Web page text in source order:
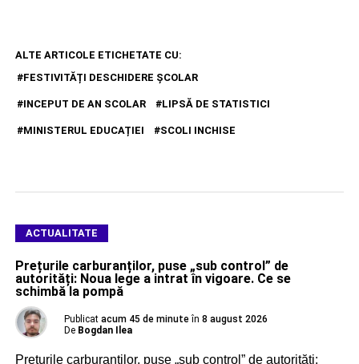
ALTE ARTICOLE ETICHETATE CU:
FESTIVITĂȚI DESCHIDERE ȘCOLAR
INCEPUT DE AN SCOLAR LIPSĂ DE STATISTICI
MINISTERUL EDUCAȚIEI SCOLI INCHISE
ACTUALITATE
Prețurile carburanților, puse „sub control” de
autorități: Noua lege a intrat în vigoare. Ce se
schimbă la pompă
Publicat acum 45 de minute în 8 august 2026
De Bogdan Ilea
Prețurile carburanților, puse „sub control” de autorități: